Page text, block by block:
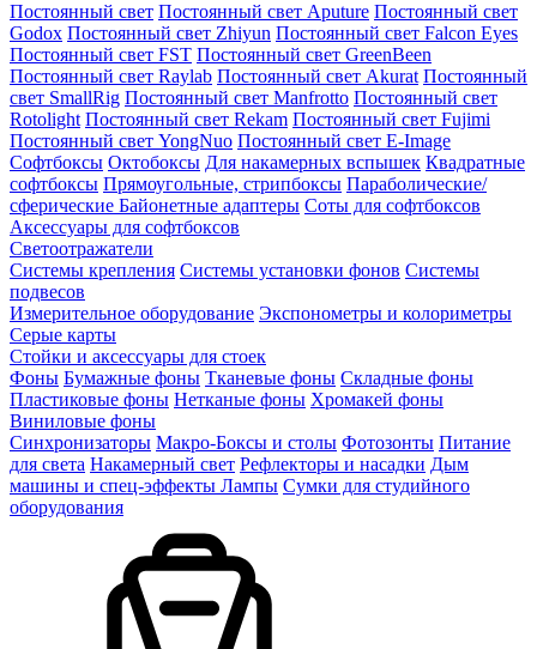
Постоянный свет Постоянный свет Aputure Постоянный свет
Godox Постоянный свет Zhiyun Постоянный свет Falcon Eyes
Постоянный свет FST Постоянный свет GreenBeen
Постоянный свет Raylab Постоянный свет Akurat Постоянный
свет SmallRig Постоянный свет Manfrotto Постоянный свет
Rotolight Постоянный свет Rekam Постоянный свет Fujimi
Постоянный свет YongNuo Постоянный свет E-Image
Софтбоксы Октобоксы Для накамерных вспышек Квадратные
софтбоксы Прямоугольные, стрипбоксы Параболические/
сферические Байонетныe адаптеры Соты для софтбоксов
Аксессуары для софтбоксов
Светоотражатели
Системы крепления Системы установки фонов Системы
подвесов
Измерительное оборудование Экспонометры и колориметры
Серые карты
Стойки и аксессуары для стоек
Фоны Бумажные фоны Тканевые фоны Складные фоны
Пластиковые фоны Нетканые фоны Хромакей фоны
Виниловые фоны
Синхронизаторы Макро-Боксы и столы Фотозонты Питание
для света Накамерный свет Рефлекторы и насадки Дым
машины и спец-эффекты Лампы Сумки для студийного
оборудования